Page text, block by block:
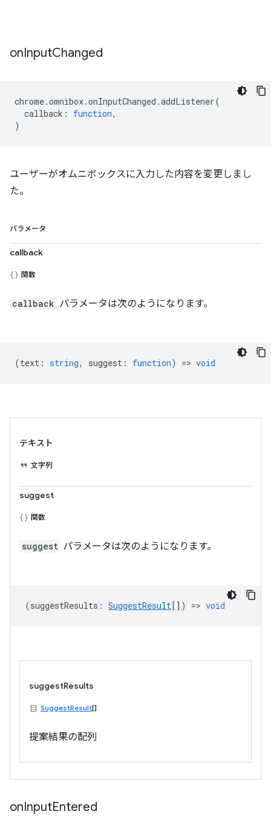
onInputChanged
chrome.omnibox.onInputChanged .addListener(
callback : function,
)
ユーザーがオムニボックスに入力した内容を変更しまし
た。
パラメータ
callback
関数
callback パラメータは次のようになります。
(text : string, suggest : function) => void
テキスト
文字列
suggest
関数
suggest パラメータは次のようになります。
(suggestResults : SuggestResult[]) => void
suggestResults
SuggestResult[]
提案結果の配列
onInputEntered